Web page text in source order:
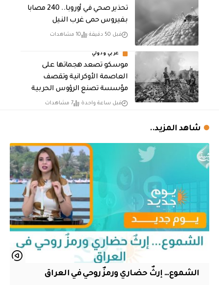
تحذير صحي في أوروبا.. 240 مصابا
بفيروس حمى غرب النيل
قبل 50 دقيقة 10 مشاهدات
عربي ودولي
موسكو تصعد هجماتها على
العاصمة الأوكرانية وتقصف
مؤسسة تصنع الرؤوس الحربية
قبل ساعة واحدة 7 مشاهدات
شاهد المزيد..
الشموع… إرثٌ حضاري ورمزٌ روحي في العراق